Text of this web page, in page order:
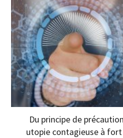
Du principe de
utopie contagieuse à